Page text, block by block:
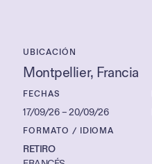
UBICACIÓN
Montpellier, Francia
FECHAS
17/09/26 –20/09/26
FORMATO / IDIOMA
RETIRO